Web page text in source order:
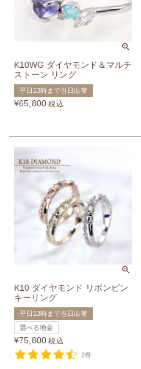
K10WG ダイヤモンド＆マルチ
ストーン リング
平日13時まで当日出荷
¥65,800 税込
K10 ダイヤモンド リボンピン
キーリング
平日13時まで当日出荷
選べる地金
¥75,800 税込
2件